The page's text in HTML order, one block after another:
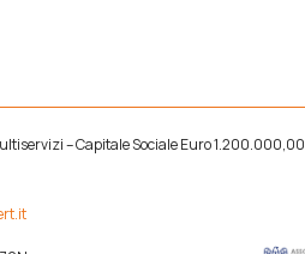
– Capitale Sociale Euro 1.200.000,00